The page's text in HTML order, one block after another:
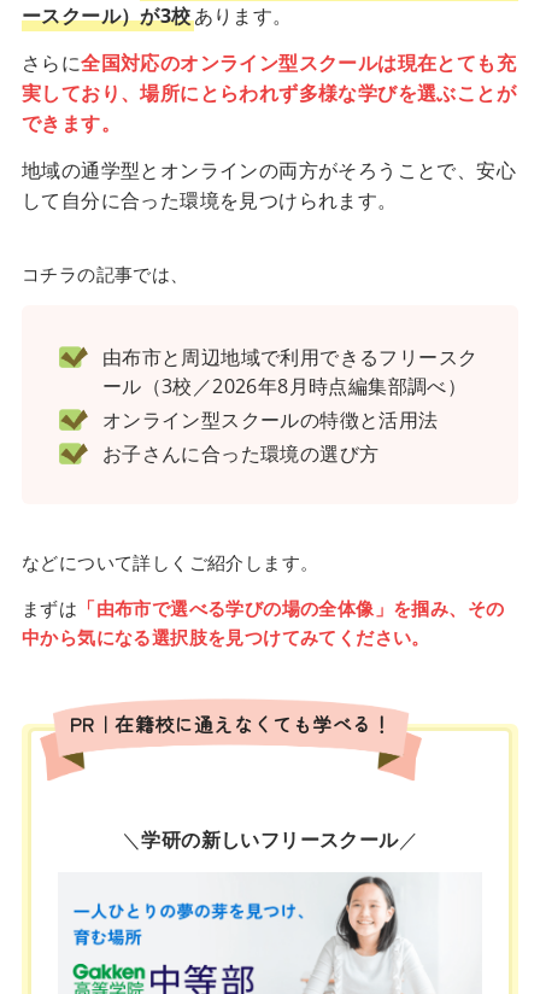
ースクール）が3校あります。
さらに全国対応のオンライン型スクールは現在とても充
実しており、場所にとらわれず多様な学びを選ぶことが
できます。
地域の通学型とオンラインの両方がそろうことで、安心
して自分に合った環境を見つけられます。
コチラの記事では、
由布市と周辺地域で利用できるフリースク
ール（3校／2026年8月時点編集部調べ）
オンライン型スクールの特徴と活用法
お子さんに合った環境の選び方
などについて詳しくご紹介します。
まずは 「由布市で選べる学びの場の全体像」を掴み、その
中から気になる選択肢を見つけてみてください。
PR｜在籍校に通えなくても学べる！
＼学研の新しいフリースクール／